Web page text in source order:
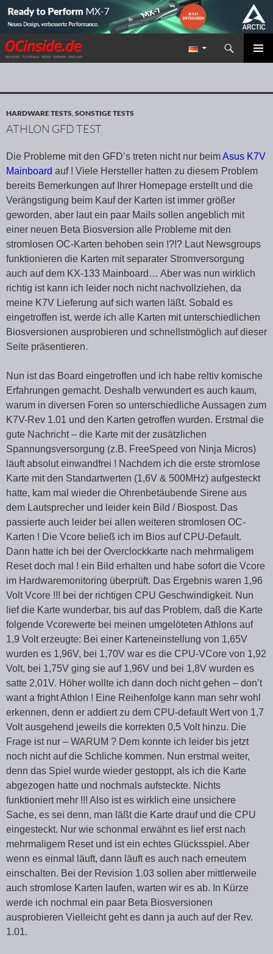
Redaktion ocinside.de PC Hardware Portal
Suchen
ZUM INHALT SPRINGEN
HARDWARE TESTS,SONSTIGE TESTS
ATHLON GFD TEST
Die Probleme mit den GFD’s treten nicht nur beimAsus K7V
Mainboard auf ! Viele Hersteller hatten zu diesem Problem
bereits Bemerkungen auf Ihrer Homepage erstellt und die
Verängstigung beim Kauf der Karten ist immer größer
geworden, aber laut ein paar Mails sollen angeblich mit
einer neuen Beta Biosversion alle Probleme mit den
stromlosen OC-Karten behoben sein !?!? Laut Newsgroups
funktionieren die Karten mit separater Stromversorgung
auch auf dem KX-133 Mainboard… Aber was nun wirklich
richtig ist kann ich leider noch nicht nachvollziehen, da
meine K7V Lieferung auf sich warten läßt. Sobald es
eingetroffen ist, werde ich alle Karten mit unterschiedlichen
Biosversionen ausprobieren und schnellstmöglich auf dieser
Seite präsentieren.
Nun ist das Board eingetroffen und ich habe reltiv komische
Erfahrungen gemacht. Deshalb verwundert es auch kaum,
warum in diversen Foren so unterschiedliche Aussagen zum
K7V-Rev 1.01 und den Karten getroffen wurden. Erstmal die
gute Nachricht – die Karte mit der zusätzlichen
Spannungsversorgung (z.B. FreeSpeed von Ninja Micros)
läuft absolut einwandfrei ! Nachdem ich die erste stromlose
Karte mit den Standartwerten (1,6V & 500MHz) aufgesteckt
hatte, kam mal wieder die Ohrenbetäubende Sirene aus
dem Lautsprecher und leider kein Bild / Biospost. Das
passierte auch leider bei allen weiteren stromlosen OC-
Karten ! Die Vcore beließ ich im Bios auf CPU-Default.
Dann hatte ich bei der Overclockkarte nach mehrmaligem
Reset doch mal ! ein Bild erhalten und habe sofort die Vcore
im Hardwaremonitoring überprüft. Das Ergebnis waren 1,96
Volt Vcore !!! bei der richtigen CPU Geschwindigkeit. Nun
lief die Karte wunderbar, bis auf das Problem, daß die Karte
folgende Vcorewerte bei meinen umgelöteten Athlons auf
1,9 Volt erzeugte: Bei einer Karteneinstellung von 1,65V
wurden es 1,96V, bei 1,70V war es die CPU-VCore von 1,92
Volt, bei 1,75V ging sie auf 1,96V und bei 1,8V wurden es
satte 2,01V. Höher wollte ich dann doch nicht gehen – don’t
want a fright Athlon ! Eine Reihenfolge kann man sehr wohl
erkennen, denn er addiert zu dem CPU-default Wert von 1,7
Volt ausgehend jeweils die korrekten 0,5 Volt hinzu. Die
Frage ist nur – WARUM ? Dem konnte ich leider bis jetzt
noch nicht auf die Schliche kommen. Nun erstmal weiter,
denn das Spiel wurde wieder gestoppt, als ich die Karte
abgezogen hatte und nochmals aufsteckte. Nichts
funktioniert mehr !!! Also ist es wirklich eine unsichere
Sache, es sei denn, man läßt die Karte drauf und die CPU
eingesteckt. Nur wie schonmal erwähnt es lief erst nach
mehrmaligem Reset und ist ein echtes Glücksspiel. Aber
wenn es einmal läuft, dann läuft es auch nach erneutem
einschalten. Bei der Revision 1.03 sollen aber mittlerweile
auch stromlose Karten laufen, warten wir es ab. In Kürze
werde ich nochmal ein paar Beta Biosversionen
ausprobieren Vielleicht geht es dann ja auch auf der Rev.
1.01.